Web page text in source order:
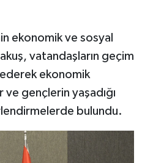
ekonomik ve sosyal
vatandaşların geçim
ederek ekonomik
gençlerin yaşadığı
bulundu.